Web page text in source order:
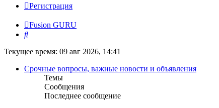
Регистрация
Fusion GURU
Поиск
Текущее время: 09 авг 2026, 14:41
Срочные вопросы, важные новости и объявления
Темы
Сообщения
Последнее сообщение